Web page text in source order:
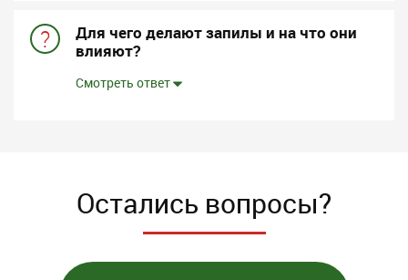
?
Для чего делают запилы и на что они
влияют?
Смотреть ответ
Остались вопросы?